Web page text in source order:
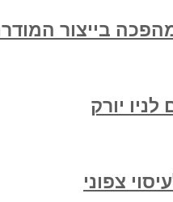
בייצור
יורק
צפוני